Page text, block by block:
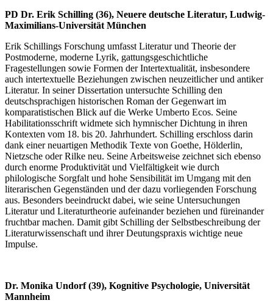
PD Dr. Erik Schilling (36), Neuere deutsche Literatur, Ludwig-
Maximilians-Universität München
Erik Schillings Forschung umfasst Literatur und Theorie der
Postmoderne, moderne Lyrik, gattungsgeschichtliche
Fragestellungen sowie Formen der Intertextualität, insbesondere
auch intertextuelle Beziehungen zwischen neuzeitlicher und antiker
Literatur. In seiner Dissertation untersuchte Schilling den
deutschsprachigen historischen Roman der Gegenwart im
komparatistischen Blick auf die Werke Umberto Ecos. Seine
Habilitationsschrift widmete sich hymnischer Dichtung in ihren
Kontexten vom 18. bis 20. Jahrhundert. Schilling erschloss darin
dank einer neuartigen Methodik Texte von Goethe, Hölderlin,
Nietzsche oder Rilke neu. Seine Arbeitsweise zeichnet sich ebenso
durch enorme Produktivität und Vielfältigkeit wie durch
philologische Sorgfalt und hohe Sensibilität im Umgang mit den
literarischen Gegenständen und der dazu vorliegenden Forschung
aus. Besonders beeindruckt dabei, wie seine Untersuchungen
Literatur und Literaturtheorie aufeinander beziehen und füreinander
fruchtbar machen. Damit gibt Schilling der Selbstbeschreibung der
Literaturwissenschaft und ihrer Deutungspraxis wichtige neue
Impulse.
Dr. Monika Undorf (39), Kognitive Psychologie, Universität
Mannheim